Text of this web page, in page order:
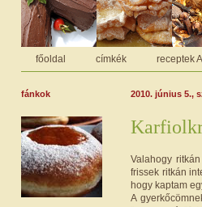
főoldal címkék receptek
2010. június 5.,
Valahogy
frissek ritkán
hogy kaptam
A
fánkok